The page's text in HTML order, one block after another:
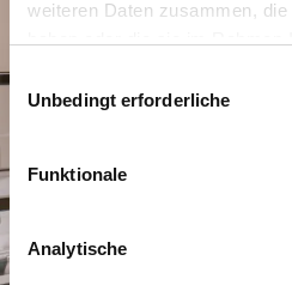
weiteren Daten zusammen,
Einwilligungsauswahl
Unbedingt erforderliche
Funktionale
Analytische
Entdecken Sie unsere
BESUCH